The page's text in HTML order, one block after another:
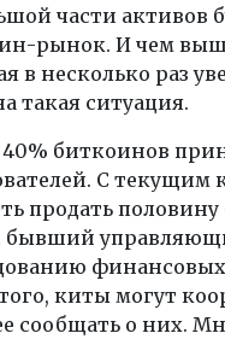
части активов
рынок. И чем
в несколько раз
такая ситуация.
биткоинов
С
продать
бывший
финансовых
киты могут
сообщать о них.